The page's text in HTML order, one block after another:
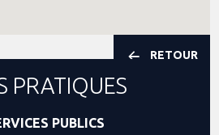
RETOUR
PRATIQUES
PUBLICS